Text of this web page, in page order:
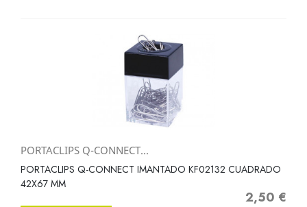
PORTACLIPS Q-CONNECT...
PORTACLIPS Q-CONNECT IMANTADO KF02132 CUADRADO
42X67 MM
Precio
2,50 €